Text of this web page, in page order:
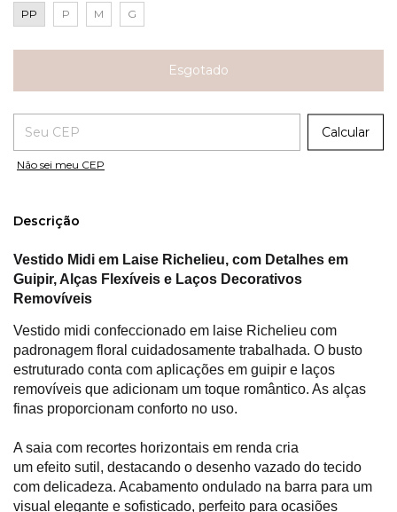
PP P M G
Entregas para o CEP:
Calcular
Não sei meu CEP
Descrição
Vestido Midi em Laise Richelieu, com Detalhes em
Guipir, Alças Flexíveis e Laços Decorativos
Removíveis
Vestido midi confeccionado em laise Richelieu com
padronagem floral cuidadosamente trabalhada. O busto
estruturado conta com aplicações em guipir e laços
removíveis que adicionam um toque romântico. As alças
finas proporcionam conforto no uso.
A saia com recortes horizontais em renda cria
um efeito sutil, destacando o desenho vazado do tecido
com delicadeza. Acabamento ondulado na barra para um
visual elegante e sofisticado, perfeito para ocasiões